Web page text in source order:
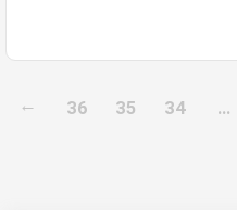
…
34
35
36
→